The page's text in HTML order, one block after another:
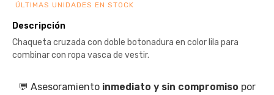
ÚLTIMAS UNIDADES EN STOCK
Descripción
Chaqueta cruzada con doble botonadura en color lila para
combinar con ropa vasca de vestir.
💬 Asesoramiento inmediato y sin compromiso por